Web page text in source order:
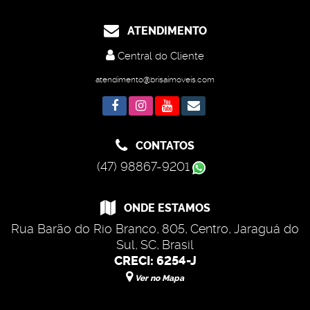
ATENDIMENTO
Central do Cliente
atendimento@brisaimoveis.com
CONTATOS
(47) 98867-9201
ONDE ESTAMOS
Rua Barão do Rio Branco, 805, Centro, Jaraguá do
Sul, SC, Brasil
CRECI: 6254-J
Ver no Mapa